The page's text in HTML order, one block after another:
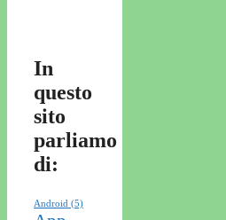
In
questo
sito
parliamo
di:
Android (5)